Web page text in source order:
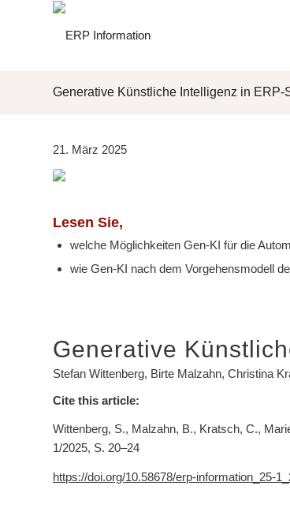
Generative Künstliche Intelligenz in
21. März 2025
Lesen Sie,
welche Möglichkeiten Gen-KI für die
wie Gen-KI nach dem Vorgehensmodell
Generative
Stefan Wittenberg, Birte Malzahn, Christina
Cite this article:
Wittenberg, S., Malzahn, B., Kratsch, C.,
1/2025, S. 20–24
https://doi.org/10.58678/erp-information_25-